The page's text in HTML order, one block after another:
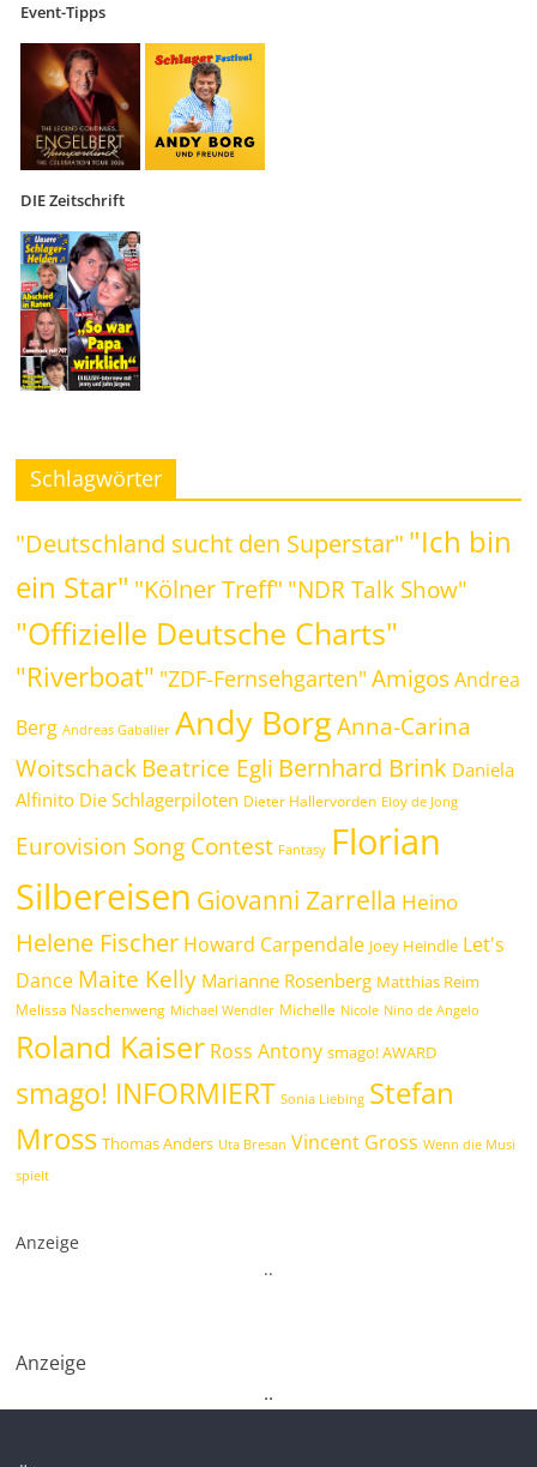
Event-Tipps
DIE Zeitschrift
Schlagwörter
"Deutschland sucht den Superstar" "Ich bin
ein Star" "Kölner Treff" "NDR Talk Show"
"Offizielle Deutsche Charts"
"Riverboat" "ZDF-Fernsehgarten" Amigos Andrea
Berg Andreas Gabalier Andy Borg Anna-Carina
WoitschackBeatrice Egli Bernhard Brink Daniela
Alfinito Die Schlagerpiloten Dieter Hallervorden Eloy de Jong
Eurovision Song Contest Fantasy Florian
Silbereisen Giovanni Zarrella Heino
Helene Fischer Howard Carpendale Joey Heindle Let's
Dance Maite Kelly Marianne Rosenberg Matthias Reim
Melissa Naschenweng Michael Wendler Michelle Nicole Nino de Angelo
Roland Kaiser Ross Antony smago! AWARD
smago! INFORMIERT Sonia Liebing Stefan
Mross Thomas Anders Uta Bresan Vincent Gross Wenn die Musi
spielt
Anzeige
..
Anzeige
..